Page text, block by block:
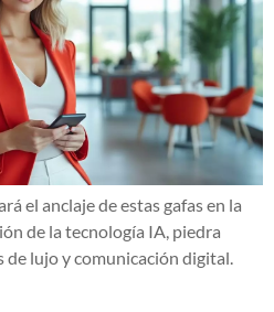
el anclaje de estas gafas en la
de la tecnología IA, piedra
de lujo y comunicación digital.